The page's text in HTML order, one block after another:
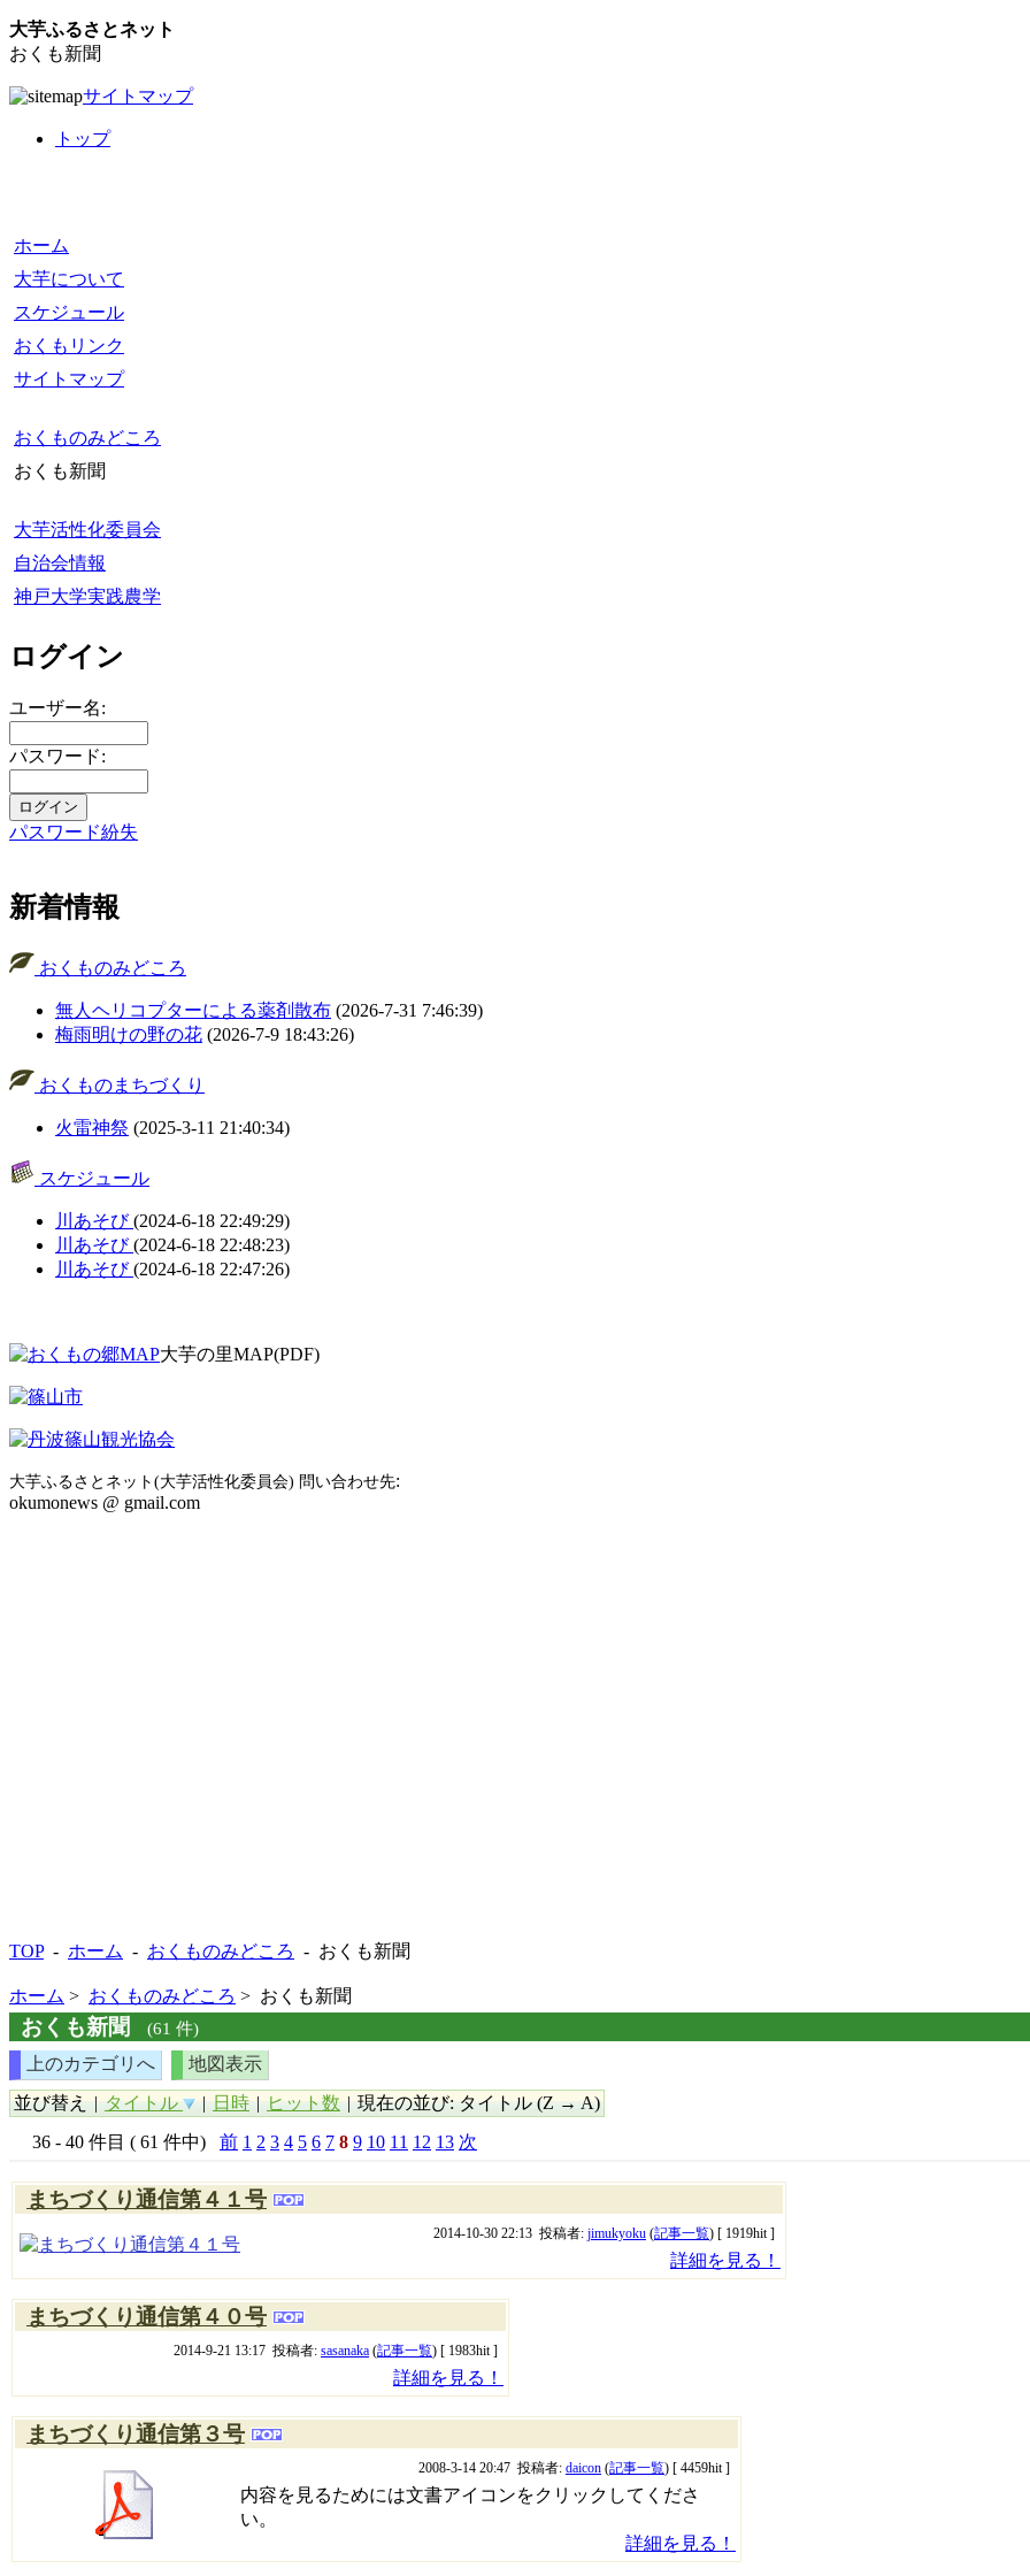
大芋ふるさとネット
おくも新聞
サイトマップ
トップ
ホーム
大芋について
スケジュール
おくもリンク
サイトマップ
おくものみどころ
おくも新聞
大芋活性化委員会
自治会情報
神戸大学実践農学
ログイン
ユーザー名:
パスワード:
パスワード紛失
新着情報
おくものみどころ
無人ヘリコプターによる薬剤散布 (2026-7-31 7:46:39)
梅雨明けの野の花 (2026-7-9 18:43:26)
おくものまちづくり
火雷神祭 (2025-3-11 21:40:34)
スケジュール
川あそび(2024-6-18 22:49:29)
川あそび(2024-6-18 22:48:23)
川あそび(2024-6-18 22:47:26)
大芋の里MAP(PDF)
大芋ふるさとネット(大芋活性化委員会) 問い合わせ先:
okumonews @ gmail.com
TOP- ホーム - おくものみどころ - おくも新聞
ホーム > おくものみどころ > おくも新聞
おくも新聞
(61 件)
上のカテゴリへ
地図表示
並び替え
| タイトル | 日時 | ヒット数 | 現在の並び: タイトル (Z → A)
36 - 40 件目 ( 61 件中) 前 1 2 3 4 5 6 7 8 9 10 11 12 13 次
まちづくり通信第４１号
2014-10-30 22:13 投稿者: jimukyoku (記事一覧) [ 1919hit ]
詳細を見る！
まちづくり通信第４０号
2014-9-21 13:17 投稿者: sasanaka (記事一覧) [ 1983hit ]
詳細を見る！
まちづくり通信第３号
2008-3-14 20:47 投稿者: daicon (記事一覧) [ 4459hit ]
内容を見るためには文書アイコンをクリックしてくださ
い。
詳細を見る！